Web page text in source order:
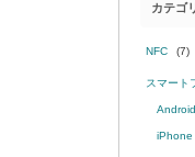
カテゴ
NFC (7)
スマート
Android
iPhone